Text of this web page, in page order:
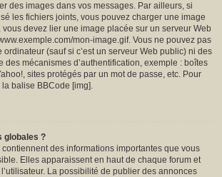
des images dans vos messages. Par ailleurs, si
les fichiers joints, vous pouvez charger une image
vous devez lier une image placée sur un serveur Web
mon-image.gif. Vous ne pouvez pas
ordinateur (sauf si c’est un serveur Web public) ni des
des mécanismes d’authentification, exemple : boîtes
sites protégés par un mot de passe, etc. Pour
balise BBCode [img].
globales ?
des informations importantes que vous
Elles apparaissent en haut de chaque forum et
La possibilité de publier des annonces